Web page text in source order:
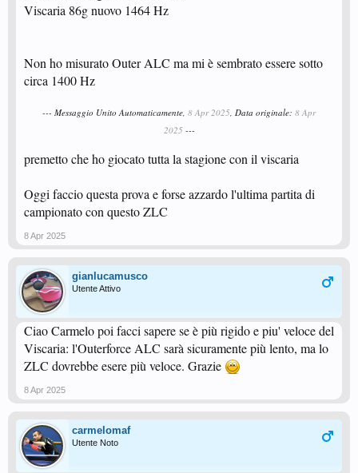
Viscaria 86g nuovo 1464 Hz
Non ho misurato Outer ALC ma mi è sembrato essere sotto
circa 1400 Hz
--- Messaggio Unito Automaticamente, 8 Apr 2025, Data originale: 8 Apr
2025 ---
premetto che ho giocato tutta la stagione con il viscaria
Oggi faccio questa prova e forse azzardo l'ultima partita di
campionato con questo ZLC
8 Apr 2025
gianlucamusco
Utente Attivo
Ciao Carmelo poi facci sapere se è più rigido e piu' veloce del
Viscaria: l'Outerforce ALC sarà sicuramente più lento, ma lo
ZLC dovrebbe esere più veloce. Grazie
8 Apr 2025
carmelomaf
Utente Noto